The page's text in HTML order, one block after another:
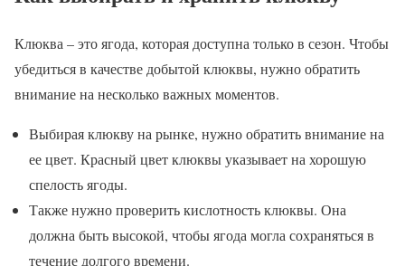
Клюква – это ягода, которая доступна только в сезон. Чтобы
убедиться в качестве добытой клюквы, нужно обратить
внимание на несколько важных моментов.
Выбирая клюкву на рынке, нужно обратить внимание на
ее цвет. Красный цвет клюквы указывает на хорошую
спелость ягоды.
Также нужно проверить кислотность клюквы. Она
должна быть высокой, чтобы ягода могла сохраняться в
течение долгого времени.